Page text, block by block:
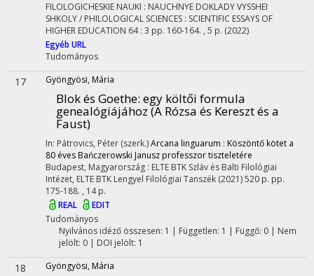
FILOLOGICHESKIE NAUKI : NAUCHNYE DOKLADY VYSSHEI
SHKOLY / PHILOLOGICAL SCIENCES : SCIENTIFIC ESSAYS OF
HIGHER EDUCATION 64: 3 pp. 160-164. , 5 p. (2022)
Egyéb URL
Tudományos
17 Gyöngyösi, Mária
Blok és Goethe: egy költői formula
genealógiájához (A Rózsa és Kereszt és a
Faust)
In: Pátrovics, Péter (szerk.)Arcana linguarum : Köszöntő kötet a
80 éves Bańczerowski Janusz professzor tiszteletére
Budapest, Magyarország : ELTE BTK Szláv és Balti Filológiai
Intézet, ELTE BTK Lengyel Filológiai Tanszék (2021)520 p. pp.
175-188. , 14 p.
REAL
EDIT
Tudományos
Nyilvános idéző összesen: 1 | Független: 1 | Függő: 0 | Nem
jelölt: 0 | DOI jelölt: 1
18 Gyöngyösi, Mária